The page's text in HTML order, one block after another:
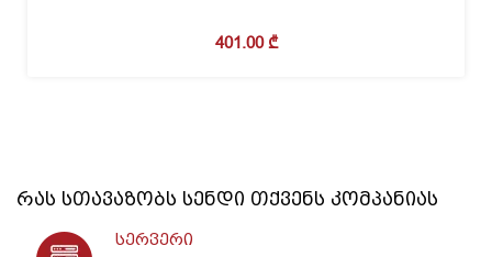
401.00₾
რას სთავაზობს სენდი თქვენს კომპანიას
სერვერი